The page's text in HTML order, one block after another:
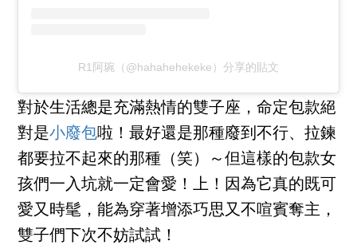
R1阿琬（@hahahehekeke）分享的貼文
對於生活總是充滿熱情的雙子座，命定包款絕
對是小廢包啦！最好還是那種廢到不行、拉鍊
都要拉不起來的那種（笑）～但這樣的包款女
孩們一入坑就一定會愛！上！因為它真的既可
愛又時髦，能為穿著增添巧思又不喧賓奪主，
雙子們下次不妨試試！